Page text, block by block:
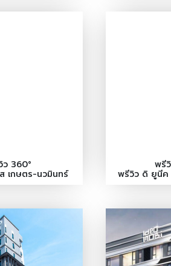
360°
เกษตร-นวมินทร์
พรี
พรีวิว ดิ ยูนีค